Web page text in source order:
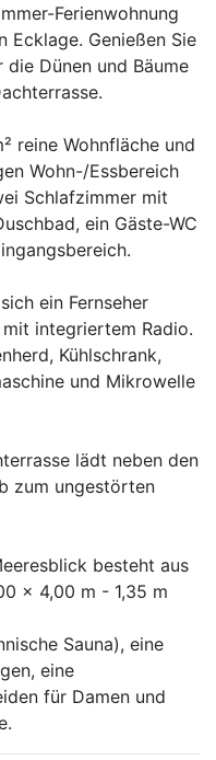
Ferienwohnung
Ecklage. Genießen Sie
Dünen und Bäume
reine Wohnfläche und
Wohn-/Essbereich
Schlafzimmer mit
ein Gäste-WC
ein Fernseher
integriertem Radio.
Kühlschrank,
und Mikrowelle
lädt neben den
zum ungestörten
besteht aus
x 4,00 m - 1,35 m
Sauna), eine
eine
für Damen und